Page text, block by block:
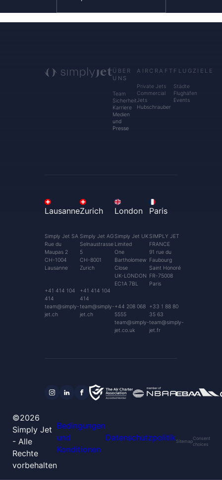
ÜBER
UNS
Team
Sicherheit
Karriere
Medien
und
Presse
AIRCRAFT
Private Jets
Commercial
Jets
Hubschrauber
FLUGZIELE
Städte
Flughäfen
Events
Lausanne
Simply Jet SA
Rue du
Maupas 2
CH-1004
Lausanne
+41 414 104
414
team@simply-
jet.ch
Zurich
Simply Jet AG
Selnaustrasse
5
CH-8001
Zurich
+41 414 104
414
team@simply-
jet.ch
London
Simply Jet UK
Limited
One
Bartholomew
Close
UK-LONDON
EC1A 7BL
+44 208 068
5555
team@simply-
jet.co.uk
Paris
SIMPLY JET
FRANCE
91 rue du
Faubourg
Saint Honoré
FR-75008
Paris
+33 1 88 80
35 63
team@simply-
jet.fr
©2026
Simply Jet
- Alle
Rechte
vorbehalten
Bedingungen
und
Konditionen
DatenschutzpolitikSitemap
Consent
choices